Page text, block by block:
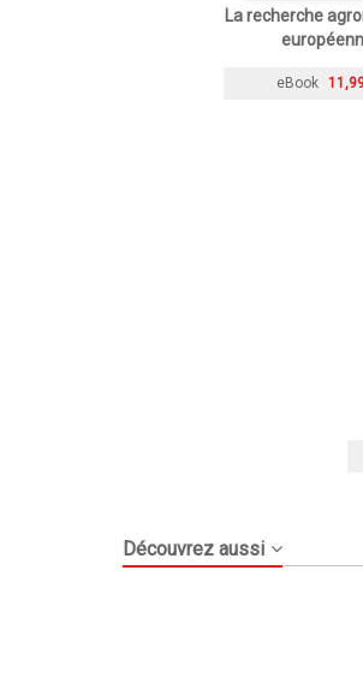
La recherche
eBook
Découvrez aussi